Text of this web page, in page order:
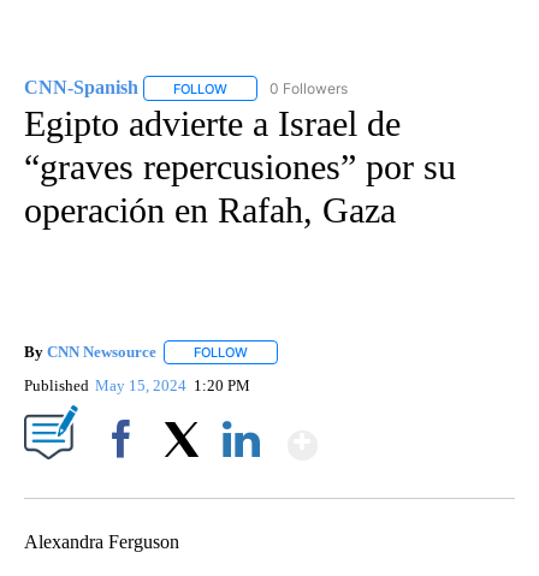
CNN-Spanish FOLLOW FOLLOW "CNN-SPANISH" TO RECEIVE
0 Followers
Egipto advierte a Israel de
“graves repercusiones” por su
operación en Rafah, Gaza
By CNN Newsource FOLLOW
Published May 15, 2024 1:20 PM
Alexandra Ferguson